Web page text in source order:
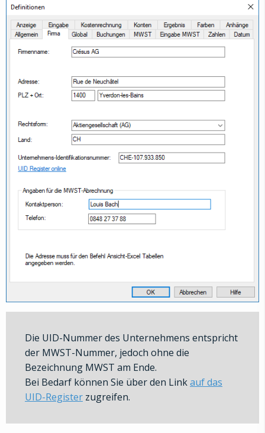
Die UID-Nummer des Unternehmens entspricht
der MWST-Nummer, jedoch ohne die
Bezeichnung MWST am Ende.
Bei Bedarf können Sie über den Linkauf das
UID-Register zugreifen.